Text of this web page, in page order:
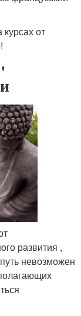
от
развития ,
невозможен